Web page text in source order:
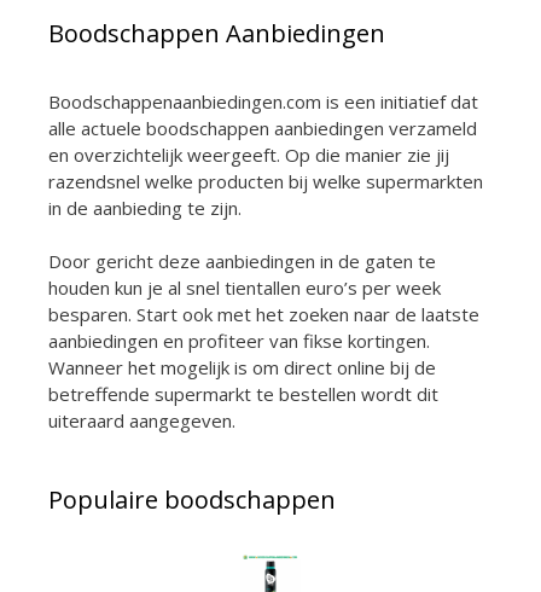
Boodschappen Aanbiedingen
Boodschappenaanbiedingen.com is een initiatief dat
alle actuele boodschappen aanbiedingen verzameld
en overzichtelijk weergeeft. Op die manier zie jij
razendsnel welke producten bij welke supermarkten
in de aanbieding te zijn.
Door gericht deze aanbiedingen in de gaten te
houden kun je al snel tientallen euro’s per week
besparen. Start ook met het zoeken naar de laatste
aanbiedingen en profiteer van fikse kortingen.
Wanneer het mogelijk is om direct online bij de
betreffende supermarkt te bestellen wordt dit
uiteraard aangegeven.
Populaire boodschappen